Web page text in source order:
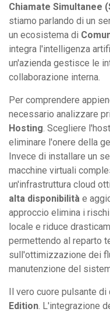
Chiamate Simultanee
stiamo parlando di un
un ecosistema di
integra l'intelligenza
un'azienda gestisce le
collaborazione interna.
Per comprendere
necessario analizzare
Hosting. Scegliere
eliminare l'onere della
Invece di installare un
macchine virtuali
un'infrastruttura cloud
alta disponibilità e
approccio elimina i
locale e riduce
permettendo al reparto
sull'ottimizzazione dei
manutenzione del
Il vero cuore pulsante
Edition. L'integrazione